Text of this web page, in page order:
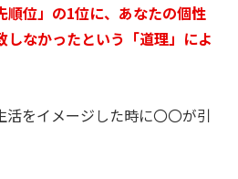
順位」の1位に、あなたの個性
しなかったという「道理」によ
活をイメージした時に〇〇が引